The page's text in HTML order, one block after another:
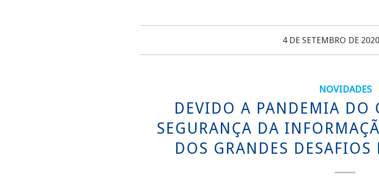
4 DE SETEMBRO DE 2020
NOVIDADES
DEVIDO A PANDEMIA DO
SEGURANÇA DA
DOS GRANDES